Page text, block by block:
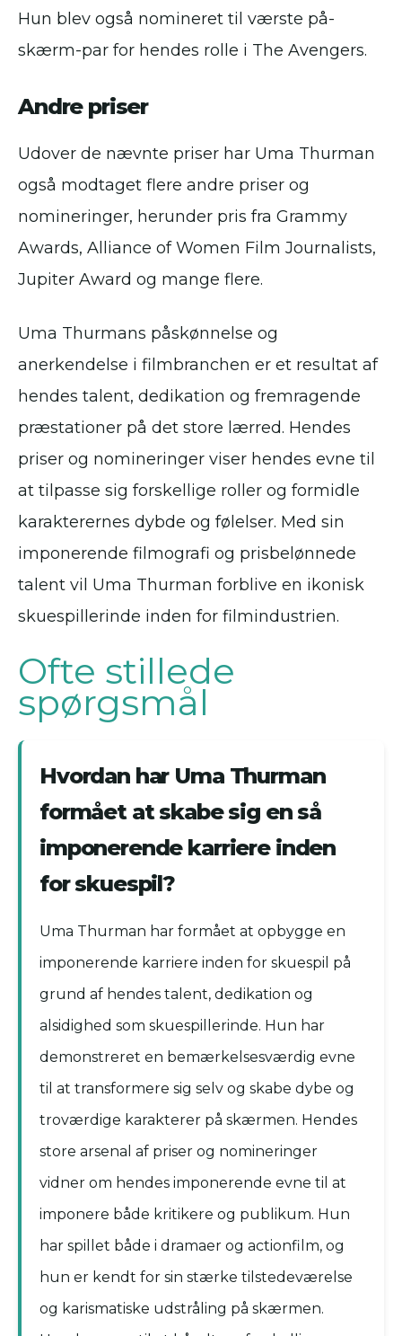
Hun blev også nomineret til værste på-
skærm-par for hendes rolle i The Avengers.
Andre priser
Udover de nævnte priser har Uma Thurman
også modtaget flere andre priser og
nomineringer, herunder pris fra Grammy
Awards, Alliance of Women Film Journalists,
Jupiter Award og mange flere.
Uma Thurmans påskønnelse og
anerkendelse i filmbranchen er et resultat af
hendes talent, dedikation og fremragende
præstationer på det store lærred. Hendes
priser og nomineringer viser hendes evne til
at tilpasse sig forskellige roller og formidle
karakterernes dybde og følelser. Med sin
imponerende filmografi og prisbelønnede
talent vil Uma Thurman forblive en ikonisk
skuespillerinde inden for filmindustrien.
Ofte stillede
spørgsmål
Hvordan har Uma Thurman
formået at skabe sig en så
imponerende karriere inden
for skuespil?
Uma Thurman har formået at opbygge en
imponerende karriere inden for skuespil på
grund af hendes talent, dedikation og
alsidighed som skuespillerinde. Hun har
demonstreret en bemærkelsesværdig evne
til at transformere sig selv og skabe dybe og
troværdige karakterer på skærmen. Hendes
store arsenal af priser og nomineringer
vidner om hendes imponerende evne til at
imponere både kritikere og publikum. Hun
har spillet både i dramaer og actionfilm, og
hun er kendt for sin stærke tilstedeværelse
og karismatiske udstråling på skærmen.